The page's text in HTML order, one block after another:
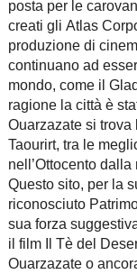
posta per le
creati gli Atlas
produzione di
continuano ad
mondo, come il
ragione la città è
Ouarzazate si
Taourirt, tra le
nell’Ottocento
Questo sito, per la
riconosciuto
sua forza
il film Il Tè del
Ouarzazate o